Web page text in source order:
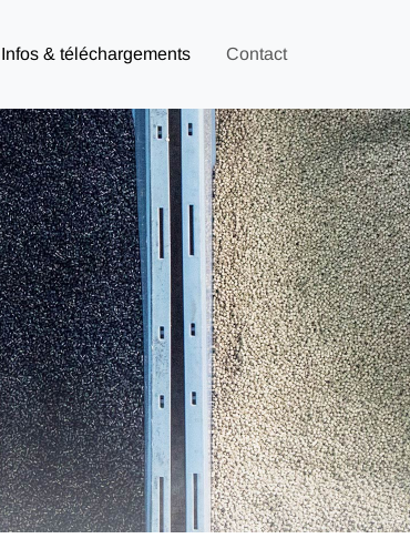
Infos & téléchargements Contact